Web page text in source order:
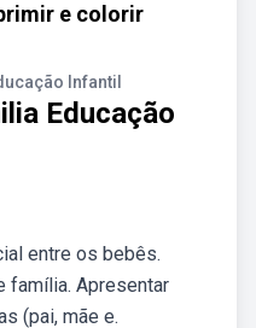
e colorir
Infantil
Educação
entre os bebês.
família. Apresentar
(pai, mãe e.